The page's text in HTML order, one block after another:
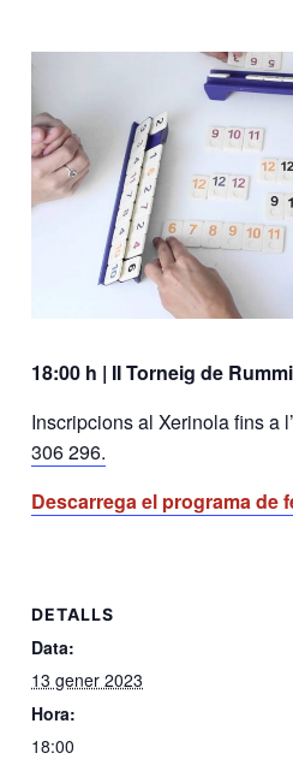
18:00 h | II Torneig de
Inscripcions al Xerinola fins a
306 296.
Descarrega el programa de
DETALLS
Data:
13 gener 2023
Hora:
18:00